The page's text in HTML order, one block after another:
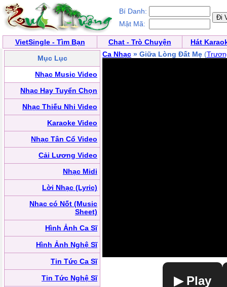
Bí Danh:
Mật Mã:
VietSingle - Tìm Bạn Chat - Trò Chuyện
Hát
Mục Lục
Nhạc Music Video
Nhạc Hay Tuyển Chọn
Nhạc Thiếu Nhi Video
Karaoke Video
Nhạc Tân Cổ Video
Cải Lương Video
Nhạc Midi
Lời Nhạc (Lyric)
Nhạc có Nốt (Music
Sheet)
Hình Ảnh Ca Sĩ
Hình Ảnh Nghệ Sĩ
Tin Tức Ca Sĩ
Tin Tức Nghệ Sĩ
Ca Nhạc » Giữa Lòng Đất Mẹ (
▶ Play